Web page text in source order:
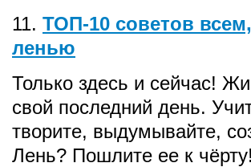
11. ТОП-10 советов
ленью
Только здесь и сейчас!
свой последний день.
творите, выдумывайте,
Лень? Пошлите ее к